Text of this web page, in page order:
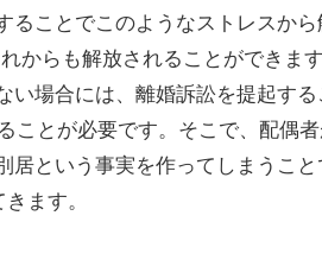
ることでこのようなストレスから
からも解放されることができま
い場合には、離婚訴訟を提起する
ことが必要です。そこで、配偶
という事実を作ってしまうこと
ます。